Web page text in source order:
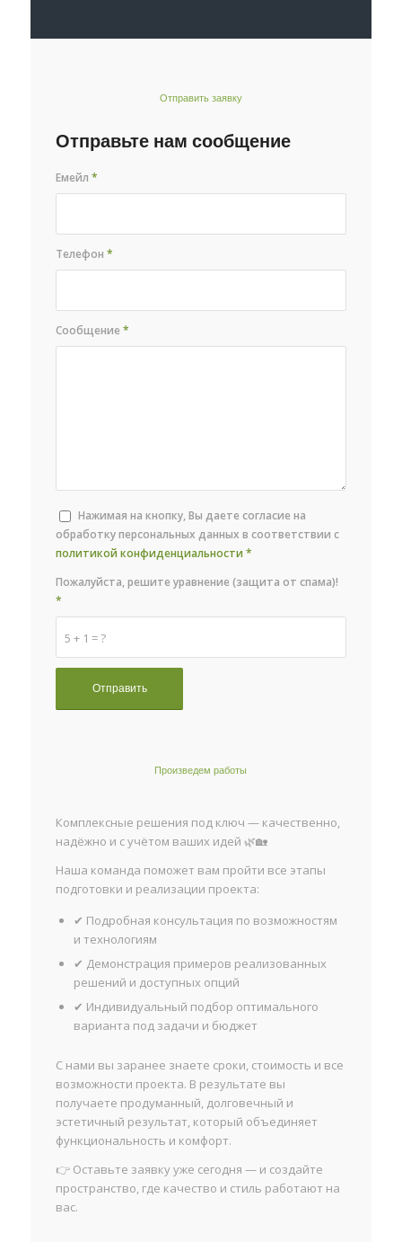
Отправить заявку
Отправьте нам сообщение
Емейл*
Телефон*
Сообщение*
Нажимая на кнопку, Вы даете согласие на
обработку персональных данных в соответствии с
политикой конфиденциальности *
5 + 1 = ?
Пожалуйста, решите уравнение (защита от спама)!
*
Произведем работы
Комплексные решения под ключ — качественно,
надёжно и с учётом ваших идей 🌿🏡
Наша команда поможет вам пройти все этапы
подготовки и реализации проекта:
✔ Подробная консультация по возможностям
и технологиям
✔ Демонстрация примеров реализованных
решений и доступных опций
✔ Индивидуальный подбор оптимального
варианта под задачи и бюджет
С нами вы заранее знаете сроки, стоимость и все
возможности проекта. В результате вы
получаете продуманный, долговечный и
эстетичный результат, который объединяет
функциональность и комфорт.
👉 Оставьте заявку уже сегодня — и создайте
пространство, где качество и стиль работают на
вас.